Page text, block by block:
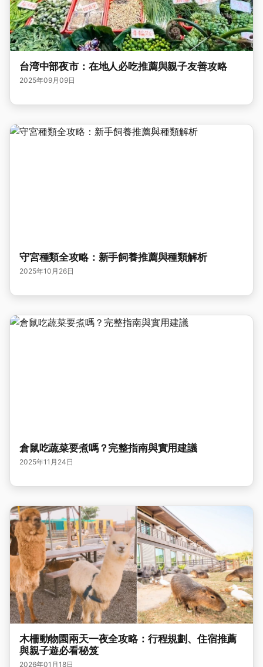
台湾中部夜市：在地人必吃推薦與親子友善攻略
2025年09月09日
守宮種類全攻略：新手飼養推薦與種類解析
2025年10月26日
倉鼠吃蔬菜要煮嗎？完整指南與實用建議
2025年11月24日
木柵動物園兩天一夜全攻略：行程規劃、住宿推薦
與親子遊必看秘笈
2026年01月18日